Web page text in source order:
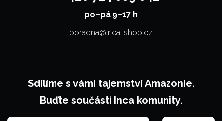
po–⁠⁠⁠⁠⁠⁠pá 9–17 h
poradna@inca-shop.cz
Sdílíme s vámi tajemství Amazonie.
Buďte součástí Inca komunity.